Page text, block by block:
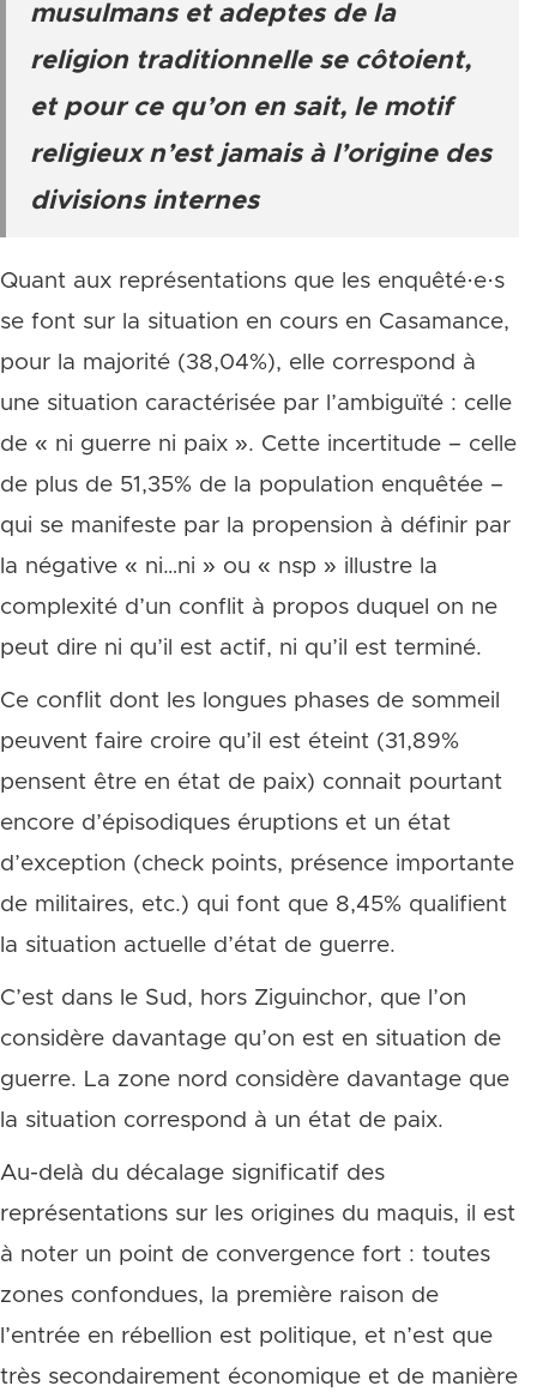
musulmans et adeptes de la
religion traditionnelle se côtoient,
et pour ce qu’on en sait, le motif
religieux n’est jamais à l’origine des
divisions internes
Quant aux représentations que les enquêté·e·s
se font sur la situation en cours en Casamance,
pour la majorité (38,04%), elle correspond à
une situation caractérisée par l’ambiguïté : celle
de « ni guerre ni paix ». Cette incertitude – celle
de plus de 51,35% de la population enquêtée –
qui se manifeste par la propension à définir par
la négative « ni…ni » ou « nsp » illustre la
complexité d’un conflit à propos duquel on ne
peut dire ni qu’il est actif, ni qu’il est terminé.
Ce conflit dont les longues phases de sommeil
peuvent faire croire qu’il est éteint (31,89%
pensent être en état de paix) connait pourtant
encore d’épisodiques éruptions et un état
d’exception (check points, présence importante
de militaires, etc.) qui font que 8,45% qualifient
la situation actuelle d’état de guerre.
C’est dans le Sud, hors Ziguinchor, que l’on
considère davantage qu’on est en situation de
guerre. La zone nord considère davantage que
la situation correspond à un état de paix.
Au-delà du décalage significatif des
représentations sur les origines du maquis, il est
à noter un point de convergence fort : toutes
zones confondues, la première raison de
l’entrée en rébellion est politique, et n’est que
très secondairement économique et de manière